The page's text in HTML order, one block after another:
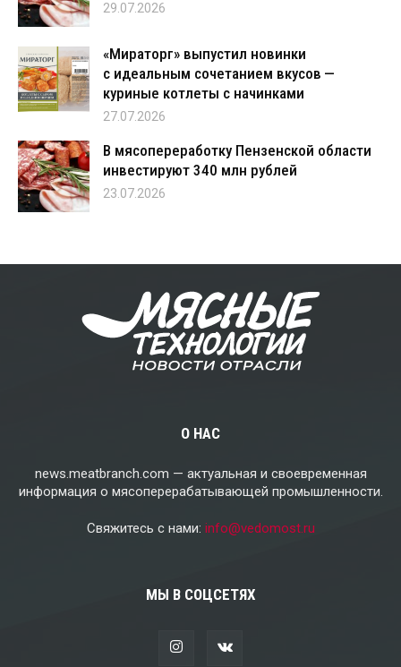
29.07.2026
«Мираторг» выпустил новинки
с идеальным сочетанием вкусов —
куриные котлеты с начинками
27.07.2026
В мясопереработку Пензенской области
инвестируют 340 млн рублей
23.07.2026
О НАС
news.meatbranch.com — актуальная и своевременная
информация о мясоперерабатывающей промышленности.
Свяжитесь с нами: info@vedomost.ru
МЫ В СОЦСЕТЯХ